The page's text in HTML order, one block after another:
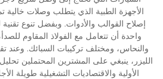
الأجهزة الطبية الذي يتطلب وصلات خالية
إصلاح القوالب والأدوات. وبفضل تنوع تقنية
واحدة أن تتعامل مع الفولاذ المقاوم للصدأ،
والنحاس، ومختلف تركيبات السبائك. وعند
الليزر، ينبغي على المشترين المحتملين
الأولية والاقتصاديات التشغيلية طويلة